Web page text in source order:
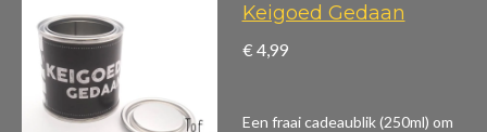
Keigoed Gedaan
€ 4,99
Een fraai cadeaublik (250ml) om